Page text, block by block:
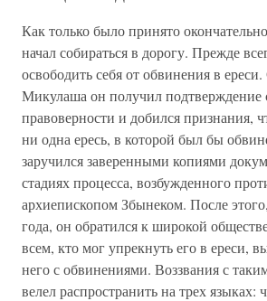
Как только было принято
начал собираться в дорогу. Прежде
освободить себя от обвинения в
Микулаша он получил подтверждение
правоверности и добился признания,
ни одна ересь, в которой был бы
заручился заверенными копиями
стадиях процесса, возбужденного
архиепископом Збынеком. После
года, он обратился к широкой
всем, кто мог упрекнуть его в ереси,
него с обвинениями. Воззвания с
велел распространить на трех